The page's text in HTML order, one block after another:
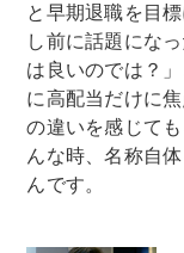
と早期退職を目
し前に話題にな
は良いのでは？
に高配当だけに
の違いを感じて
んな時、名称自
んです。